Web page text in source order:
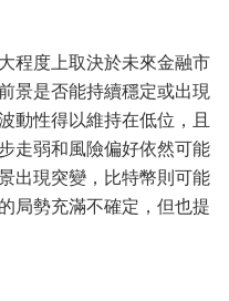
程度上取決於未來金融市
景是否能持續穩定或出現
動性得以維持在低位，且
走弱和風險偏好依然可能
出現突變，比特幣則可能
局勢充滿不確定，但也提